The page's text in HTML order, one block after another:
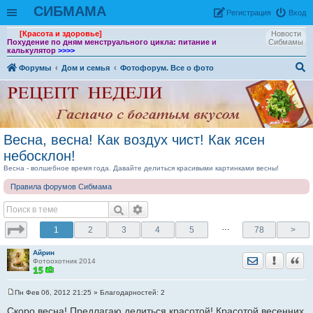
СИБМАМА Вход
Рeгиcтpaция
Новости
Сибмамы
[Красота и здоровье]
Похудение по дням менструального цикла: питание и
калькулятор >>>>
Форумы Дом и семья
Фотофорум. Все о фото
ск
Весна, весна! Как воздух чист! Как ясен
небосклон!
Весна - волшебное время года. Давайте делиться красивыми картинками весны!
Правила форумов Сибмама
1 2 3 4 5 … 78 >
Айрин
Фотоохотник 2014
Отправить
Пн Фев 06, 2012 21:25 » Благодарностей: 2